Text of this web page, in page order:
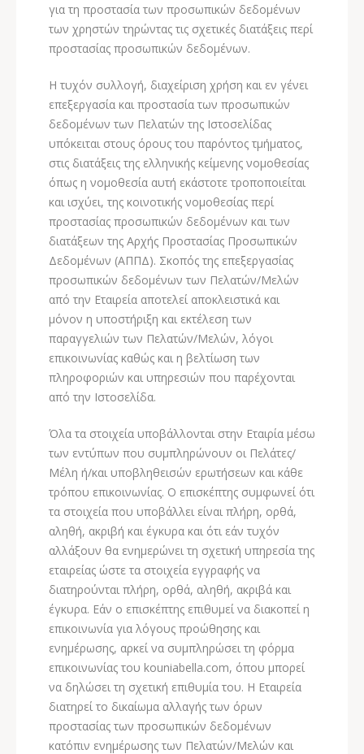
για τη προστασία των προσωπικών δεδομένων
των χρηστών τηρώντας τις σχετικές διατάξεις περί
προστασίας προσωπικών δεδομένων.
Η τυχόν συλλογή, διαχείριση χρήση και εν γένει
επεξεργασία και προστασία των προσωπικών
δεδομένων των Πελατών της Ιστοσελίδας
υπόκειται στους όρους του παρόντος τμήματος,
στις διατάξεις της ελληνικής κείμενης νομοθεσίας
όπως η νομοθεσία αυτή εκάστοτε τροποποιείται
και ισχύει, της κοινοτικής νομοθεσίας περί
προστασίας προσωπικών δεδομένων και των
διατάξεων της Αρχής Προστασίας Προσωπικών
Δεδομένων (ΑΠΠΔ). Σκοπός της επεξεργασίας
προσωπικών δεδομένων των Πελατών/Μελών
από την Εταιρεία αποτελεί αποκλειστικά και
μόνον η υποστήριξη και εκτέλεση των
παραγγελιών των Πελατών/Μελών, λόγοι
επικοινωνίας καθώς και η βελτίωση των
πληροφοριών και υπηρεσιών που παρέχονται
από την Ιστοσελίδα.
Όλα τα στοιχεία υποβάλλονται στην Εταιρία μέσω
των εντύπων που συμπληρώνουν οι Πελάτες/
Μέλη ή/και υποβληθεισών ερωτήσεων και κάθε
τρόπου επικοινωνίας. Ο επισκέπτης συμφωνεί ότι
τα στοιχεία που υποβάλλει είναι πλήρη, ορθά,
αληθή, ακριβή και έγκυρα και ότι εάν τυχόν
αλλάξουν θα ενημερώνει τη σχετική υπηρεσία της
εταιρείας ώστε τα στοιχεία εγγραφής να
διατηρούνται πλήρη, ορθά, αληθή, ακριβά και
έγκυρα. Εάν ο επισκέπτης επιθυμεί να διακοπεί η
επικοινωνία για λόγους προώθησης και
ενημέρωσης, αρκεί να συμπληρώσει τη φόρμα
επικοινωνίας του kouniabella.com, όπου μπορεί
να δηλώσει τη σχετική επιθυμία του. Η Εταιρεία
διατηρεί το δικαίωμα αλλαγής των όρων
προστασίας των προσωπικών δεδομένων
κατόπιν ενημέρωσης των Πελατών/Μελών και